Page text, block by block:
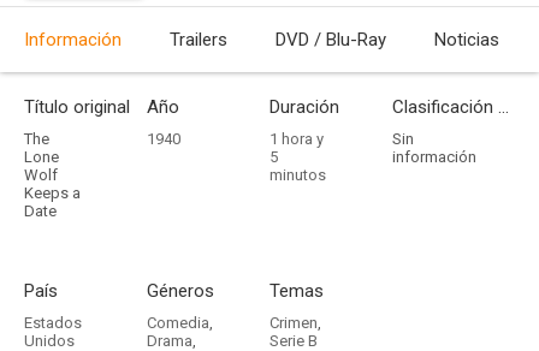
Información Trailers DVD / Blu-Ray Noticias
Título original
The
Lone
Wolf
Keeps a
Date
Año
1940
Duración
1 hora y
5
minutos
Clasificación por edades
Sin
información
País
Estados
Unidos
Géneros
Comedia,
Drama,
Temas
Crimen,
Serie B